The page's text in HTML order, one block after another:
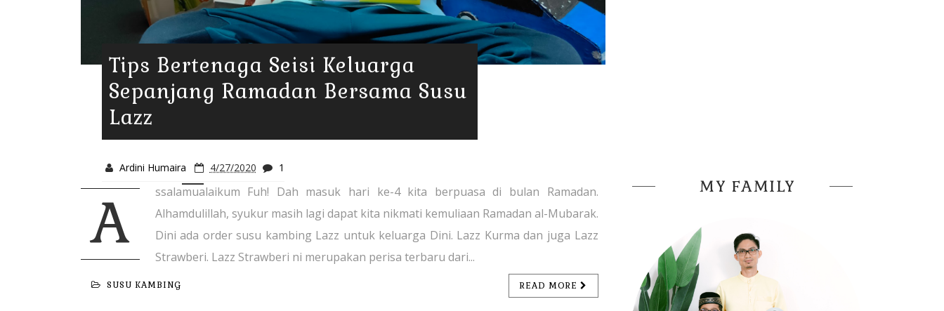
Tips Bertenaga Seisi Keluarga
Sepanjang Ramadan Bersama Susu
Lazz
Ardini Humaira 4/27/2020 1
A
ssalamualaikum Fuh! Dah masuk hari ke-4 kita berpuasa di bulan Ramadan.
Alhamdulillah, syukur masih lagi dapat kita nikmati kemuliaan Ramadan al-Mubarak.
Dini ada order susu kambing Lazz untuk keluarga Dini. Lazz Kurma dan juga Lazz
Strawberi. Lazz Strawberi ni merupakan perisa terbaru dari...
SUSU KAMBING READ MORE
MY FAMILY